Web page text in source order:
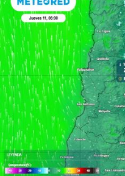
utilizar
crear un
uso de
la
contenido
medir el
de la
el
del